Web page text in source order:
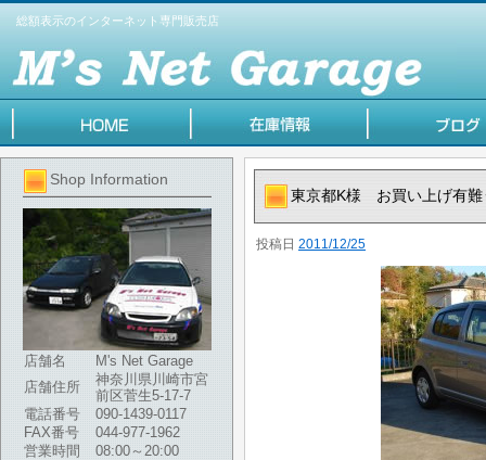
総額表示のインターネット専門販売店
Shop Information
店舗名
M's Net Garage
店舗住所
神奈川県川崎市宮
前区菅生5-17-7
電話番号
090-1439-0117
FAX番号
044-977-1962
営業時間
08:00～20:00
東京都K様 お買い上げ有難
投稿日 2011/12/25